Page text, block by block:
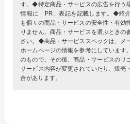
す。◆特定商品・サービスの広告を行う
情報に「PR」表記を記載します。◆紹
も個々の商品・サービスの安全性・有効
りません。商品・サービスを選ぶときの
さい。◆商品・サービススペックは、メ
ホームページの情報を参考にしていま
のもので、その後、商品・サービスのリ
サービス内容が変更されていたり、販売
合があります。